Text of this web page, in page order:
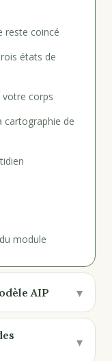
reste coincé
états de
votre corps
cartographie de
module
AIP ▾
▾